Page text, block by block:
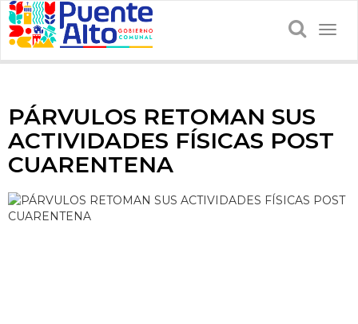
PÁRVULOS RETOMAN SUS
ACTIVIDADES FÍSICAS POST
CUARENTENA